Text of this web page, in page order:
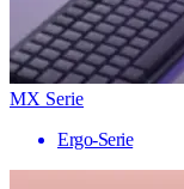
MX Serie
Ergo-Serie